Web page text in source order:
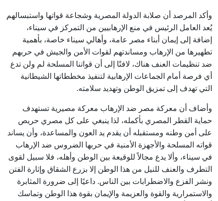
وأكد المرصد أن صلابة الدولة المصرية وشجاعة قواتها واستبسالهم
يُعد العامل الرئيس في منع الإرهابيين من التمركز في سيناء،
إضافة إلى إيمان أبناء مصر عامة، وأهالي سيناء خاصة، بأهمية
تطهيرها من الإرهاب ومساندتهم لقوات الأمن والجيش في حربهم
ضد تنظيمات العنف هناك، لافتًا إلى أن قواتنا المسلحة لم ولن تدع
أي فرصة أمام الجماعات الإرهابية لتنفيذ مخططاتها الشيطانية
التي تهدف إلى تمزيق الوطن وتهديد سلامته.
وأضاف أن معركة مصر ضد الإرهاب معركة مصيرية تستهدف
حماية القطر المصري بأكمله، لذا ينبغي على كل مصري حريص
على أمن وطنه ومستقبله أن يقدم يد العون والمساعدة، وأن يساند
قواته المسلحة والأجهزة الأمنية في حربها الضروس ضد الإرهاب
في سيناء، وألا يدع مجالاً للوقيعة بين الوطن وأهله، فلا سبيل لقوى
التطرف والعنف للنيل من هذا الوطن إلا بزرع الشقاق وإثارة الفتن
ونشر الفزع والاضطرابات بين الناس. داعيًا إلى ضرورة المثابرة
والاستمرارية والقوة والعزيمة والإيمان بقوة هذا الوطن وتماسك